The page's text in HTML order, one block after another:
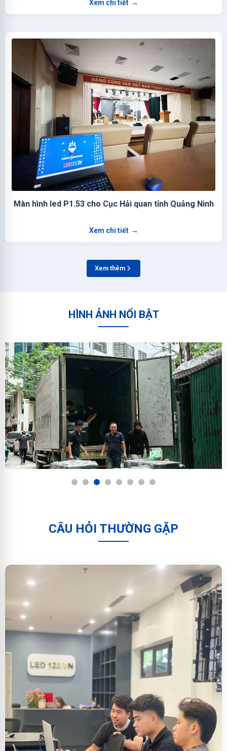
Xem chi tiết →
Màn hình led P1.53 cho Cục Hải quan tỉnh Quảng Ninh
Xem chi tiết →
Xem thêm
HÌNH ẢNH NỔI BẬT
1 2 3 4 5 6 7 8
CÂU HỎI THƯỜNG GẶP